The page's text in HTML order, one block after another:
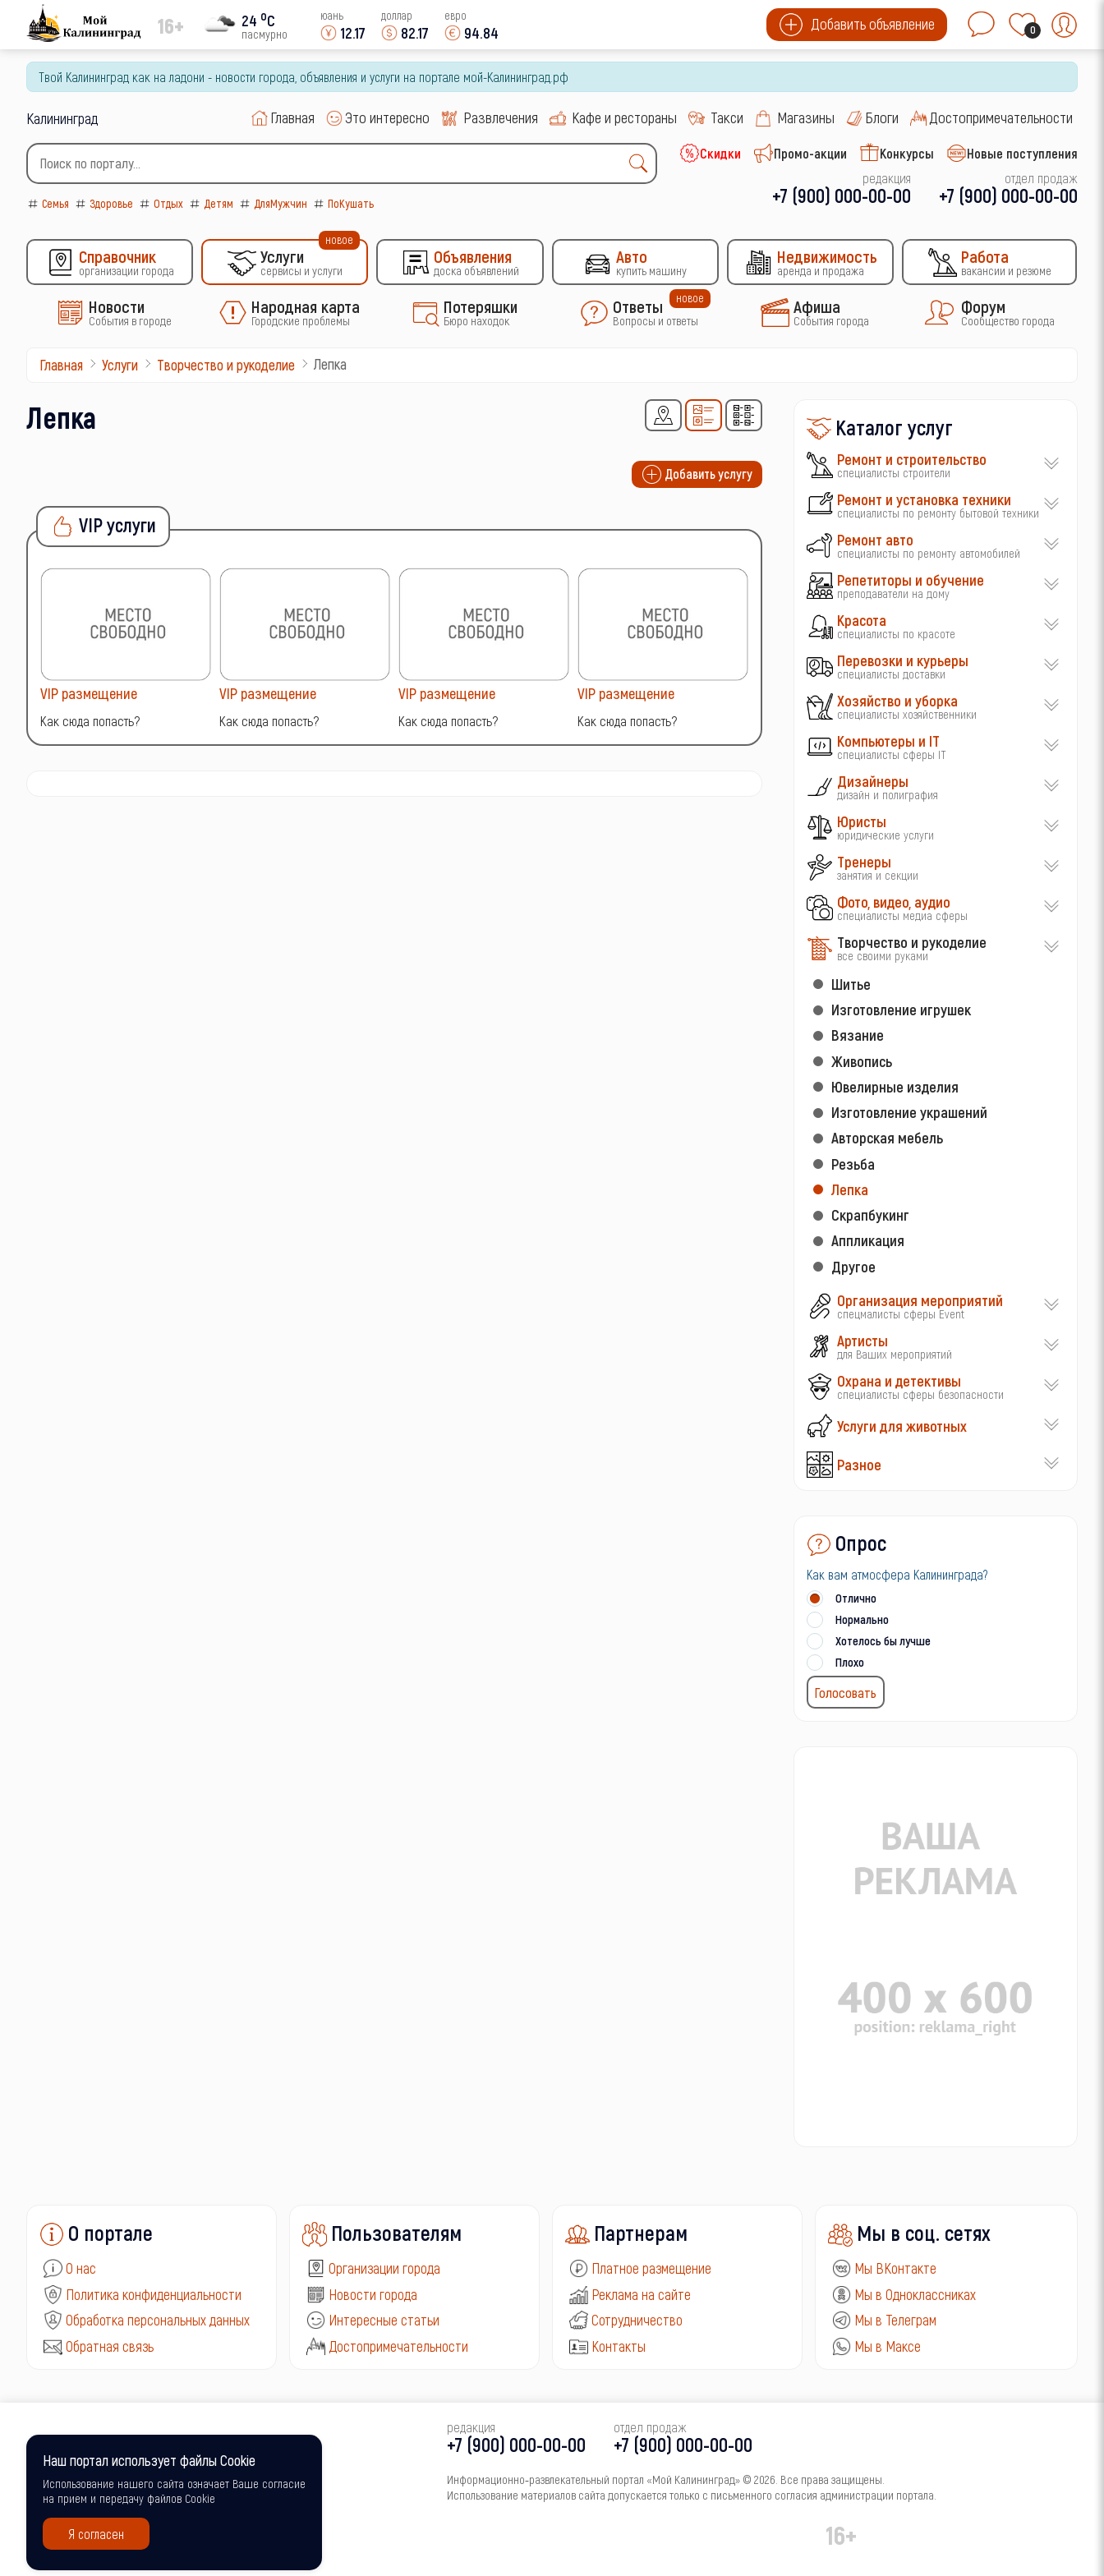
16+ 24 oC
пасмурно
юань
12.17
доллар
82.17
евро
94.84 Добавить объявление 0
Твой Калининград как на ладони - новости города, объявления и услуги на портале мой-Калининград.рф
Калининград Главная Это интересно Развлечения Кафе и рестораны Такси Магазины Блоги Достопримечательности
Семья Здоровье Отдых Детям ДляМужчин ПоКушать
Скидки Промо-акции Конкурсы
Новые поступления
редакция
+7 (900) 000-00-00
отдел продаж
+7 (900) 000-00-00
Справочник
организации города
Услуги
сервисы и услуги
новое
Объявления
доска объявлений
Авто
купить машину
Недвижимость
аренда и продажа
Работа
вакансии и резюме
Новости
События в городе
Народная карта
Городские проблемы
Потеряшки
Бюро находок
Ответы
Вопросы и ответы
новое Афиша
События города
Форум
Сообщество города
Главная Услуги Творчество и рукоделие Лепка
Лепка
Добавить услугу
VIP услуги
VIP размещение
Как сюда попасть?
VIP размещение
Как сюда попасть?
VIP размещение
Как сюда попасть?
VIP размещение
Как сюда попасть?
Каталог услуг
Ремонт и строительство
специалисты строители
Ремонт и установка техники
специалисты по ремонту бытовой техники
Ремонт авто
специалисты по ремонту автомобилей
Репетиторы и обучение
преподаватели на дому
Красота
специалисты по красоте
Перевозки и курьеры
специалисты доставки
Хозяйство и уборка
специалисты хозяйственники
Компьютеры и IT
специалисты сферы IT
Дизайнеры
дизайн и полиграфия
Юристы
юридические услуги
Тренеры
занятия и секции
Фото, видео, аудио
специалисты медиа сферы
Творчество и рукоделие
все своими руками
Шитье
Изготовление игрушек
Вязание
Живопись
Ювелирные изделия
Изготовление украшений
Авторская мебель
Резьба
Лепка
Скрапбукинг
Аппликация
Другое
Организация мероприятий
спецмалисты сферы Event
Артисты
для Ваших мероприятий
Охрана и детективы
специалисты сферы безопасности
Услуги для животных
Разное
Опрос
Как вам атмосфера Калининграда?
Отлично
Нормально
Хотелось бы лучше
Плохо
О портале
О нас
Политика конфиденциальности
Обработка персональных данных
Обратная связь
Пользователям
Организации города
Новости города
Интересные статьи
Достопримечательности
Партнерам
Платное размещение
Реклама на сайте
Сотрудничество
Контакты
Мы в соц. сетях
Мы ВКонтакте
Мы в Одноклассниках
Мы в Телеграм
Мы в Максе
редакция
+7 (900) 000-00-00
отдел продаж
+7 (900) 000-00-00
Информационно‑развлекательный портал «Мой Калининград» © 2026. Все права защищены.
Использование материалов сайта допускается только с письменного согласия администрации портала.
16+
Наш портал использует файлы Cookie
Использование нашего сайта означает Ваше согласие
на прием и передачу файлов Cookie
Я согласен